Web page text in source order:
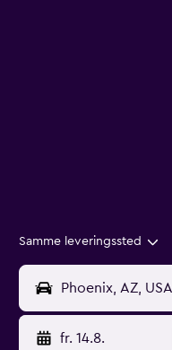
Samme leveringssted
fr. 14.8.